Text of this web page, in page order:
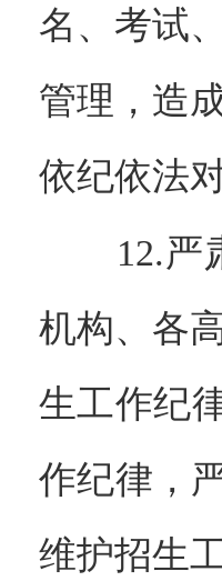
名、考试
管理，造
依纪依法
12.严肃
机构、各
生工作纪
作纪律，
维护招生